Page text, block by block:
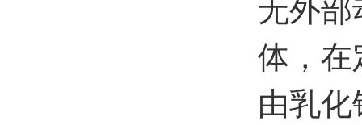
无外
体，在
由乳